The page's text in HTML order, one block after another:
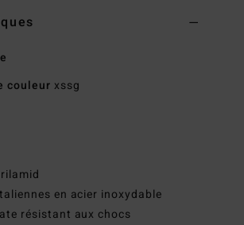
couleur xssg
en acier inoxydable
résistant aux chocs